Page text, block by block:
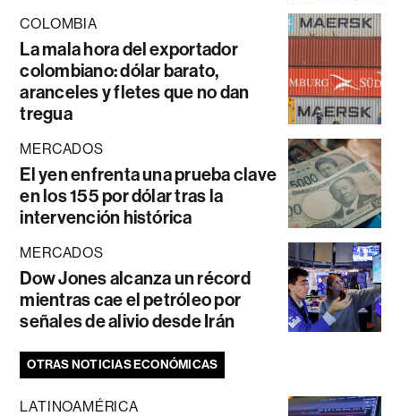
COLOMBIA
La mala hora del exportador
colombiano: dólar barato,
aranceles y fletes que no dan
tregua
MERCADOS
El yen enfrenta una prueba clave
en los 155 por dólar tras la
intervención histórica
MERCADOS
Dow Jones alcanza un récord
mientras cae el petróleo por
señales de alivio desde Irán
OTRAS NOTICIAS ECONÓMICAS
LATINOAMÉRICA